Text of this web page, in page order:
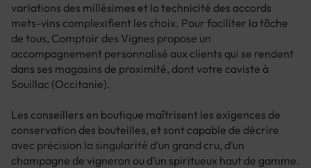
variations des millésimes et la technicité des accords
mets-vins complexifient les choix. Pour faciliter la tâche
de tous, Comptoir des Vignes propose un
accompagnement personnalisé aux clients qui se rendent
dans ses magasins de proximité, dont votre caviste à
Souillac (Occitanie).
Les conseillers en boutique maîtrisent les exigences de
conservation des bouteilles, et sont capable de décrire
avec précision la singularité d’un grand cru, d’un
champagne de vigneron ou d’un spiritueux haut de gamme.